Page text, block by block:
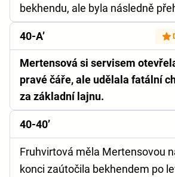
bekhendu, ale byla následně
40-A’
Mertensová si servisem
pravé čáře, ale udělala fatální
za základní lajnu.
40-40’
Fruhvirtová měla Mertensovou
konci zaútočila bekhendem po